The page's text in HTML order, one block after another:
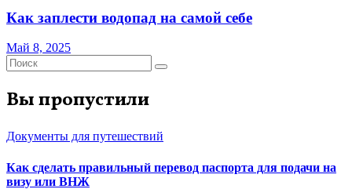
Как заплести водопад на самой себе
Май 8, 2025
Вы пропустили
Документы для путешествий
Как сделать правильный перевод паспорта для подачи на
визу или ВНЖ